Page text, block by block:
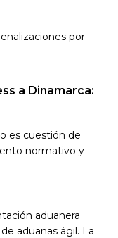
por
a Dinamarca:
es cuestión de
normativo y
aduanera
aduanas ágil. La